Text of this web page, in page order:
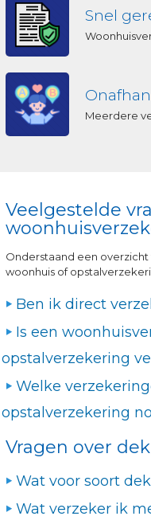
Snel
Meerdere
Veelgestelde
Onderstaand een
woonhuis of
Ben ik direct
Is een
opstalverzekering
Welke
opstalverzekering
Vragen over
Wat voor soort
Wat verzeker ik